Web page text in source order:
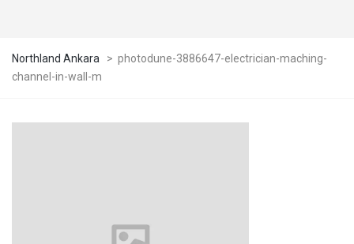
Northland Ankara > photodune-3886647-electrician-maching-
channel-in-wall-m